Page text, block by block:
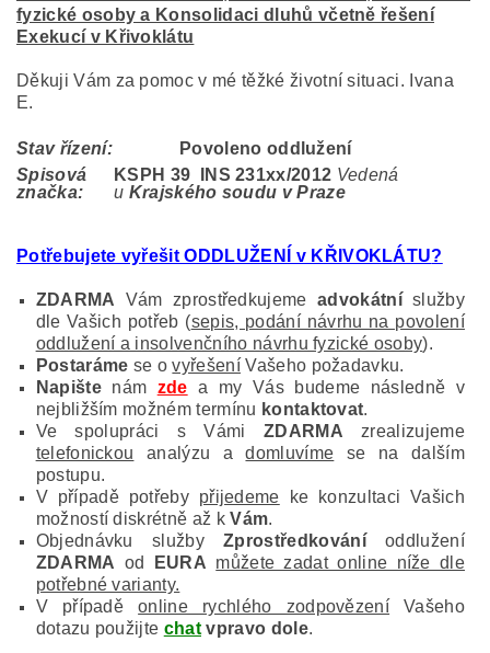
fyzické osoby a Konsolidaci dluhů včetně řešení
Exekucí v Křivoklátu
Děkuji Vám za pomoc v mé těžké životní situaci. Ivana
E.
Stav řízení:
Povoleno oddlužení
Spisová
značka:
KSPH 39 INS 231xx/2012 Vedená
u Krajského soudu v Praze
Potřebujete vyřešit ODDLUŽENÍ v KŘIVOKLÁTU?
ZDARMA Vám zprostředkujeme advokátníslužby
dle Vašich potřeb (sepis, podání návrhu na povolení
oddlužení a insolvenčního návrhu fyzické osoby).
Postaráme se ovyřešeníVašeho požadavku.
Napištenám zde a my Vás budeme následně v
nejbližším možném termínu kontaktovat.
Ve spolupráci s Vámi ZDARMA zrealizujeme
telefonickou analýzu adomluvíme se na dalším
postupu.
V případě potřeby přijedeme ke konzultaci Vašich
možností diskrétně až kVám.
Objednávku služby
Zprostředkováníoddlužení
ZDARMA od EURA můžete zadat online níže dle
potřebné varianty.
V případěonline rychlého zodpovězení Vašeho
dotazu použijte chatvpravo dole.